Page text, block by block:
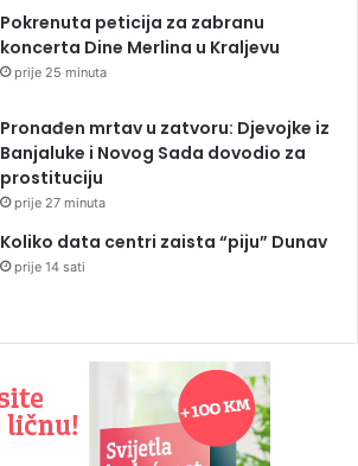
Pokrenuta peticija za zabranu
koncerta Dine Merlina u Kraljevu
prije 25 minuta
Pronađen mrtav u zatvoru: Djevojke iz
Banjaluke i Novog Sada dovodio za
prostituciju
prije 27 minuta
Koliko data centri zaista “piju” Dunav
prije 14 sati